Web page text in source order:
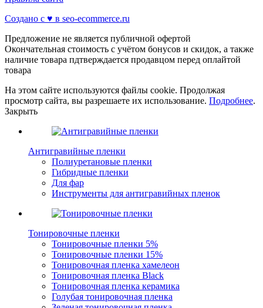
Создано с ♥️ в seo-ecommerce.ru
Предложение не является публичной офертой
Окончательная стоимость с учётом бонусов и скидок, а также
наличие товара пдтверждается продавцом перед оплайтой
товара
На этом сайте используются файлы cookie. Продолжая
просмотр сайта, вы разрешаете их использование. Подробнее.
Закрыть
Антигравийные пленки
Полиуретановые пленки
Гибридные пленки
Для фар
Инструменты для антигравийных пленок
Тонировочные пленки
Тонировочные пленки 5%
Тонировочные пленки 15%
Тонировочная пленка хамелеон
Тонировочная пленка Black
Тонировочная пленка керамика
Голубая тонировочная пленка